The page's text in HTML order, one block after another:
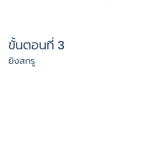
ขั้นตอนที่ 3
ยิงสกรู